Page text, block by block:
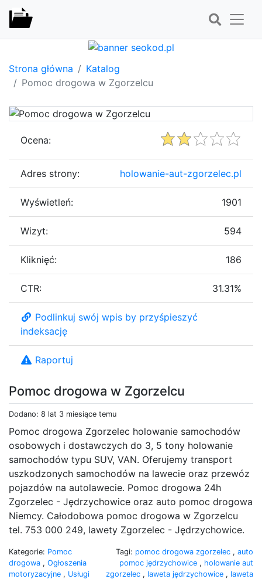
Strona główna
Katalog
Pomoc drogowa w Zgorzelcu
Pomoc drogowa w Zgorzelcu
Dodano: 8 lat 3 miesiące temu
Pomoc drogowa Zgorzelec holowanie samochodów
osobowych i dostawczych do 3, 5 tony holowanie
samochodów typu SUV, VAN. Oferujemy transport
uszkodzonych samochodów na lawecie oraz przewóz
pojazdów na autolawecie. Pomoc drogowa 24h
Zgorzelec - Jędrzychowice oraz auto pomoc drogowa
Niemcy. Całodobowa pomoc drogowa w Zgorzelcu
tel. 753 000 249, lawety Zgorzelec - Jędrzychowice.
Kategorie: Pomoc
drogowa , Ogłoszenia
motoryzacyjne , Usługi
Tagi: pomoc drogowa zgorzelec , auto
pomoc jędrzychowice , holowanie aut
zgorzelec , laweta jędrzychowice , laweta
Ocena:
Adres strony: holowanie-aut-zgorzelec.pl
Wyświetleń: 1901
Wizyt: 594
Kliknięć: 186
CTR: 31.31%
Podlinkuj swój wpis by przyśpieszyć
indeksację
Raportuj